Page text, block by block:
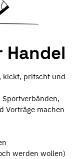
Handel
kickt, pritscht und
Vorträge machen
werden wollen)